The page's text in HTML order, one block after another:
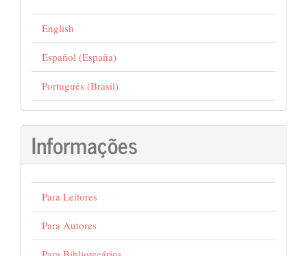
English
Español (España)
Português (Brasil)
Informações
Para Leitores
Para Autores